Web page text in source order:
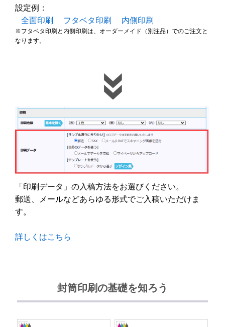
設定例：
全面印刷
フタベタ印刷 内側印刷
※フタベタ印刷と内側印刷は、オーダーメイド（別注品）でのご注文と
なります。
「印刷データ」の入稿方法をお選びください。
郵送、メールなどあらゆる形式でご入稿いただけま
す。
詳しくはこちら
封筒印刷の基礎を知ろう